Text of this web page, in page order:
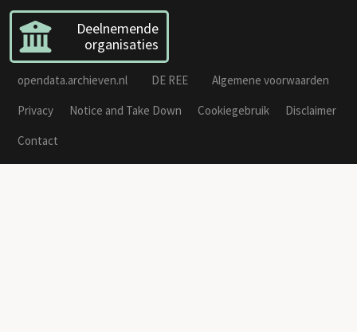
Deelnemende
organisaties
opendata.archieven.nl DE REE
Algemene voorwaarden
Privacy
Notice and Take Down Cookiegebruik
Disclaimer
Contact